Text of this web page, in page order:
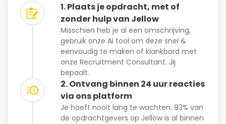
1. Plaats je opdracht, met of
zonder hulp van Jellow
Misschien heb je al een omschrijving,
gebruik onze AI tool om deze snel &
eenvoudig te maken of klankbord met
onze Recruitment Consultant. Jij
bepaalt.
2. Ontvang binnen 24 uur reacties
via ons platform
Je hoeft nooit lang te wachten. 93% van
de opdrachtgevers op Jellow is al binnen